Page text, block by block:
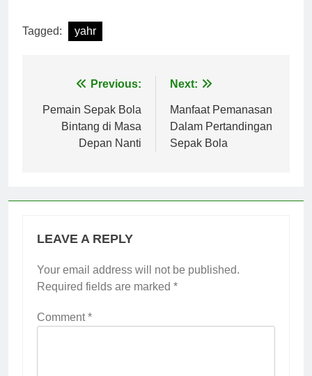
Tagged: yahr
navigation
Previous:
Pemain Sepak Bola
Bintang di Masa
Depan Nanti
Next:
Manfaat Pemanasan
Dalam Pertandingan
Sepak Bola
LEAVE A REPLY
Your email address will not be published.
Required fields are marked *
Comment*